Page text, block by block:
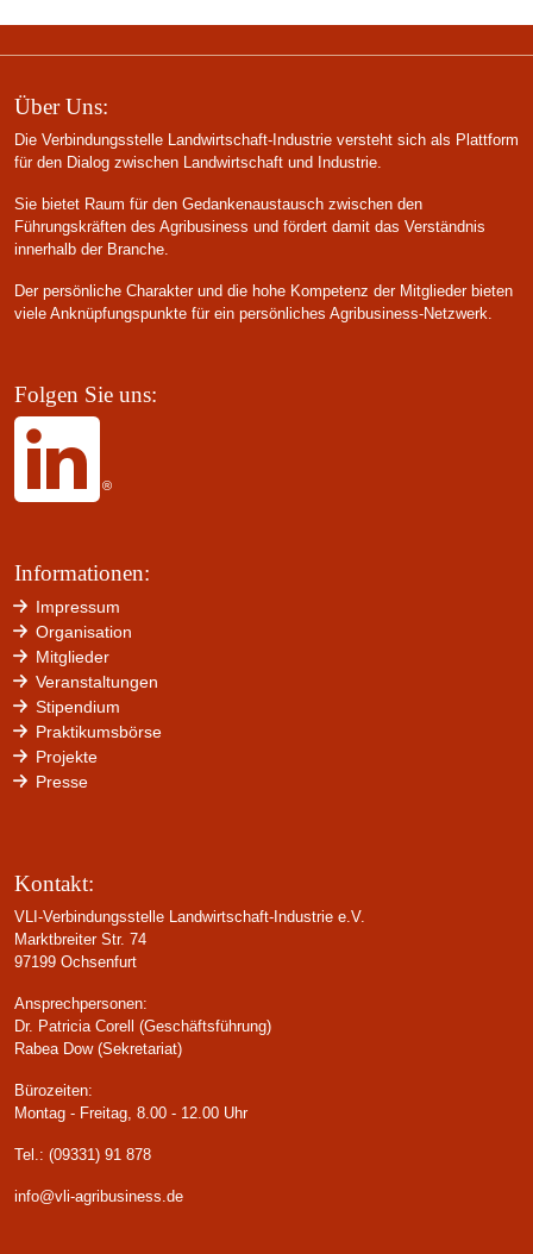
Über Uns:
Die Verbindungsstelle Landwirtschaft-Industrie versteht sich als Plattform
für den Dialog zwischen Landwirtschaft und Industrie.
Sie bietet Raum für den Gedankenaustausch zwischen den
Führungskräften des Agribusiness und fördert damit das Verständnis
innerhalb der Branche.
Der persönliche Charakter und die hohe Kompetenz der Mitglieder bieten
viele Anknüpfungspunkte für ein persönliches Agribusiness-Netzwerk.
Folgen Sie uns:
Informationen:
Impressum
Organisation
Mitglieder
Veranstaltungen
Stipendium
Praktikumsbörse
Projekte
Presse
Kontakt:
VLI-Verbindungsstelle Landwirtschaft-Industrie e.V.
Marktbreiter Str. 74
97199 Ochsenfurt
Ansprechpersonen:
Dr. Patricia Corell (Geschäftsführung)
Rabea Dow (Sekretariat)
Bürozeiten:
Montag - Freitag, 8.00 - 12.00 Uhr
Tel.: (09331) 91 878
info@vli-agribusiness.de